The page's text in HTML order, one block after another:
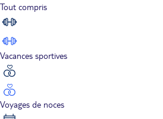
Tout compris
Vacances sportives
Voyages de noces